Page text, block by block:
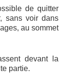
de quitter
sans voir dans
au sommet
devant la
partie.